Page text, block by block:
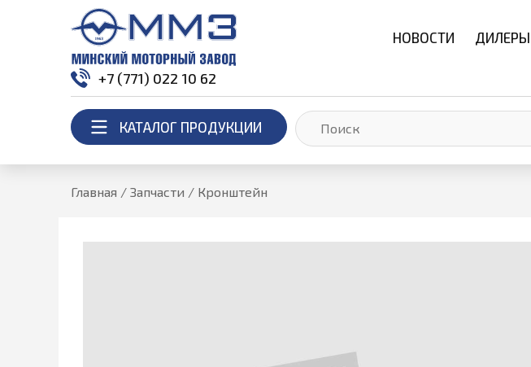
НОВОСТИ ДИЛЕРЫ
+7 (771) 022 10 62
КАТАЛОГ ПРОДУКЦИИ
Главная / Запчасти / Кронштейн